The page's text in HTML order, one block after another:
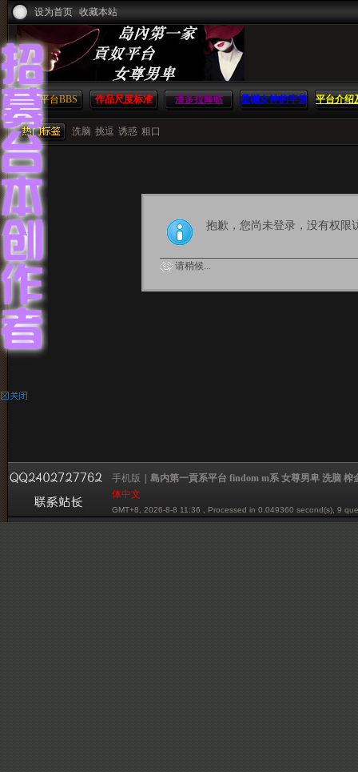
设为首页 收藏本站
贡系平台BBS 作品尺度标准 潘多拉降临 星樾女神的牢笼
平台介绍
方法
洗脑 挑逗 诱惑 粗口
抱歉，您尚未登录，没有权限
请稍候...
手机版
島内第一貢系平台 findom m系 女尊男卑 洗脑
体中文
GMT+8, 2026-8-8 11:36 , Processed in 0.049360 second(s), 9